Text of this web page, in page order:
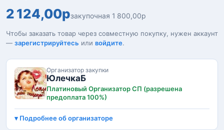
2 124,00рзакупочная 1 800,00р
Чтобы заказать товар через совместную покупку, нужен аккаунт
— зарегистрируйтесь или войдите.
Организатор закупки
ЮлечкаБ
Платиновый Организатор СП (разрешена
предоплата 100%)
Подробнее об организаторе